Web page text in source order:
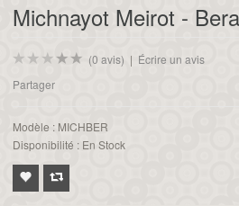
Michnayot Meirot -
(0 avis) | Écrire un avis
Partager
Modèle :MICHBER
Disponibilité :En Stock